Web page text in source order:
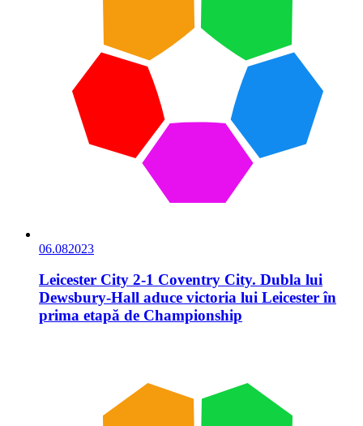
06.082023
Leicester City 2-1 Coventry City. Dubla lui
Dewsbury-Hall aduce victoria lui Leicester în
prima etapă de Championship